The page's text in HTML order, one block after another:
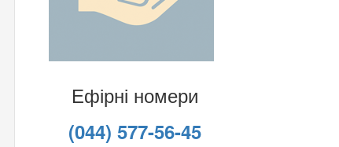
Ефірні номери
(044) 577-56-45